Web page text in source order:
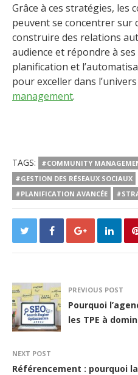
Grâce à ces stratégies, les
peuvent se concentrer sur
construire des relations
audience et répondre à
planification et
pour exceller dans
management.
TAGS:
#COMMUNITY
#GESTION DES RÉSEAUX SOCIAUX
#PLANIFICATION AVANCÉE
PREVIOUS POST
Pourquoi
les TPE à
NEXT POST
Référencement : pourquoi